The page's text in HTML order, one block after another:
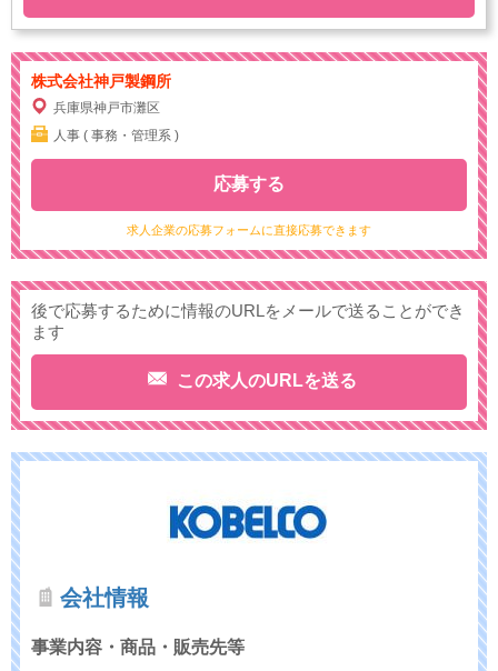
株式会社神戸製鋼所
兵庫県神戸市灘区
人事 ( 事務・管理系 )
求人企業の応募フォームに直接応募できます
応募する
後で応募するために情報のURLをメールで送ることができ
ます
この求人のURLを送る
会社情報
事業内容・商品・販売先等